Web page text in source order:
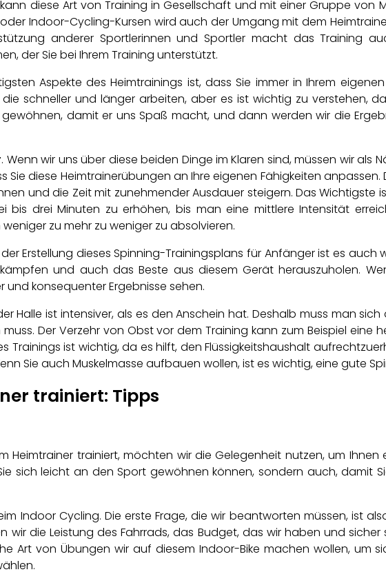
diese Art von Training in Gesellschaft und mit einer Gruppe
Indoor-Cycling-Kursen wird auch der Umgang mit dem
anderer Sportlerinnen und Sportler macht das Training
der Sie bei Ihrem Training unterstützt.
Aspekte des Heimtrainings ist, dass Sie immer in Ihrem
schneller und länger arbeiten, aber es ist wichtig zu verstehen,
damit er uns Spaß macht, und dann werden wir die
. Wenn wir uns über diese beiden Dinge im Klaren sind, müssen wir
Sie diese Heimtrainerübungen an Ihre eigenen Fähigkeiten
und die Zeit mit zunehmender Ausdauer steigern. Das Wichtigste
bis drei Minuten zu erhöhen, bis man eine mittlere Intensität
zu mehr zu weniger zu absolvieren.
Erstellung dieses Spinning-Trainingsplans für Anfänger ist es auch
und auch das Beste aus diesem Gerät herauszuholen.
und konsequenter Ergebnisse sehen.
Halle ist intensiver, als es den Anschein hat. Deshalb muss man
Der Verzehr von Obst vor dem Training kann zum Beispiel eine
Trainings ist wichtig, da es hilft, den Flüssigkeitshaushalt
Sie auch Muskelmasse aufbauen wollen, ist es wichtig, eine gute
trainiert: Tipps
Heimtrainer trainiert, möchten wir die Gelegenheit nutzen, um
sich leicht an den Sport gewöhnen können, sondern auch, damit
Indoor Cycling. Die erste Frage, die wir beantworten müssen, ist
wir die Leistung des Fahrrads, das Budget, das wir haben und
Art von Übungen wir auf diesem Indoor-Bike machen wollen, um